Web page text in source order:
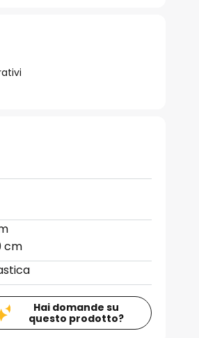
cm
Hai domande su
questo prodotto?